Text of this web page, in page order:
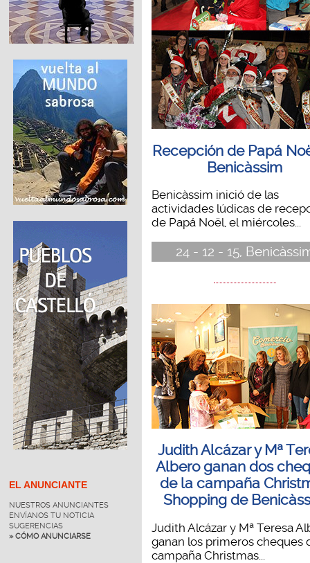
EL ANUNCIANTE
NUESTROS ANUNCIANTES
ENVÍANOS TU NOTICIA
SUGERENCIAS
» CÓMO ANUNCIARSE
Recepción de Papá
Benicàssim
Benicàssim inició de las
actividades lúdicas de
de Papá Noël, el miércoles...
24 - 12 - 15,
Judith Alcázar y Mª
Albero ganan dos
de la campaña
Shopping de
Judith Alcázar y Mª Teresa
ganan los primeros cheques
campaña Christmas...